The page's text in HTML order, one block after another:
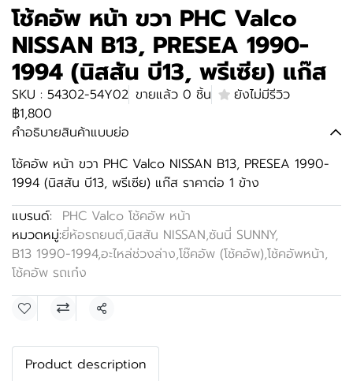
โช้คอัพ หน้า ขวา PHC Valco
NISSAN B13, PRESEA 1990-
1994 (นิสสัน บี13, พรีเซีย) แก๊ส
SKU : 54302-54Y02 ขายแล้ว 0 ชิ้น
ยังไม่มีรีวิว
฿1,800
คำอธิบายสินค้าแบบย่อ
โช้คอัพ หน้า ขวา PHC Valco NISSAN B13, PRESEA 1990-
1994 (นิสสัน บี13, พรีเซีย) แก๊ส ราคาต่อ 1 ข้าง
แบรนด์:
PHC Valco โช้คอัพ หน้า
หมวดหมู่:ยี่ห้อรถยนต์,นิสสัน NISSAN,ซันนี่ SUNNY,
B13 1990-1994,อะไหล่ช่วงล่าง,โช๊คอัพ (โช้คอัพ),โช้คอัพหน้า,
โช้คอัพ รถเก๋ง
แชร์
Product description